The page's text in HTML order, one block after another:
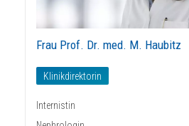
Frau Prof. Dr. med. M. Haubitz
Klinikdirektorin
Internistin